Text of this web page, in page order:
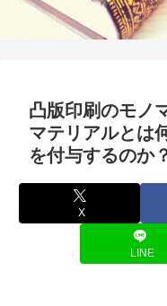
凸版印刷のモノ
マテリアルとは
を付与するのか
X
LINE